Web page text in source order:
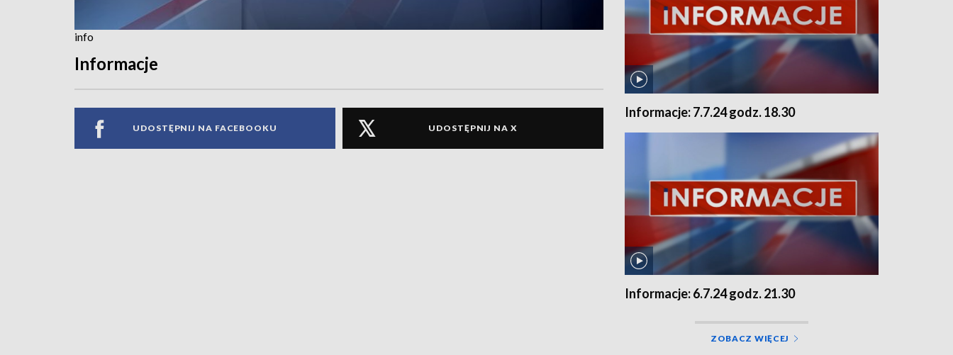
info
Informacje
UDOSTĘPNIJ NA FACEBOOKU UDOSTĘPNIJ NA X
Informacje: 7.7.24 godz. 18.30
Informacje: 6.7.24 godz. 21.30
ZOBACZ WIĘCEJ